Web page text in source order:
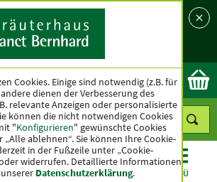
Ok
ANGEBOTE TOPSELLER MENÜ
Cookies. Einige sind notwendig (z.B. für
dienen der Verbesserung des
relevante Anzeigen oder personalisierte
können die nicht notwendigen Cookies
"Konfigurieren" gewünschte Cookies
ablehnen“. Sie können Ihre Cookie-
in der Fußzeile unter „Cookie-
widerrufen. Detaillierte Informationen
Datenschutzerklärung.